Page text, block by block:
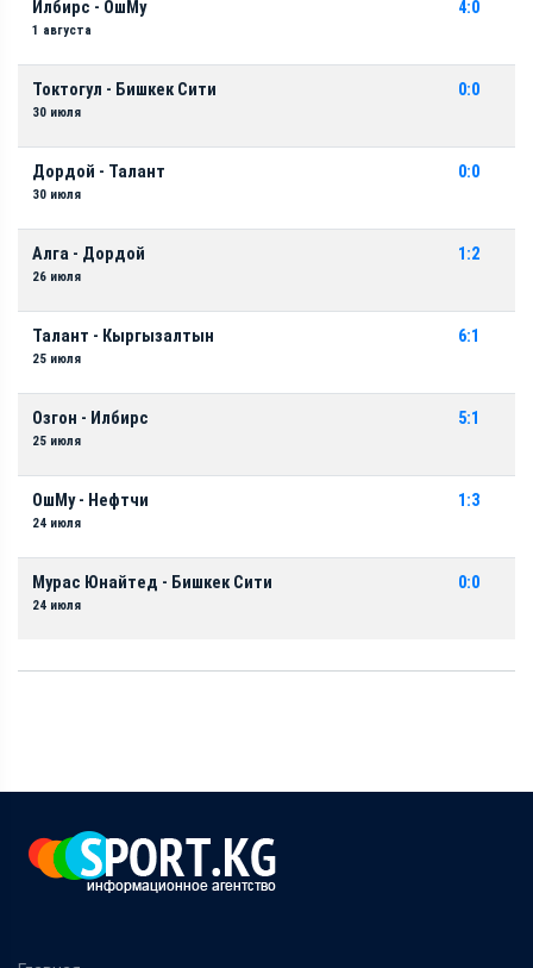
Илбирс - ОшМу
1 августа
4:0
Токтогул - Бишкек Сити
30 июля
0:0
Дордой - Талант
30 июля
0:0
Алга - Дордой
26 июля
1:2
Талант - Кыргызалтын
25 июля
6:1
Озгон - Илбирс
25 июля
5:1
ОшМу - Нефтчи
24 июля
1:3
Мурас Юнайтед - Бишкек Сити
24 июля
0:0